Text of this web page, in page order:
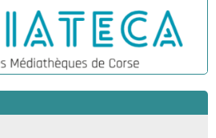
in Corsica cù Regina & Bruno",
de la chanson corse interprété par
Marc’Antò Belgodere (chant et
(claviers) - Salle des fêtes - Cuzzà
par les mots" proposée par la
: “Les fouilles de 2025 dans